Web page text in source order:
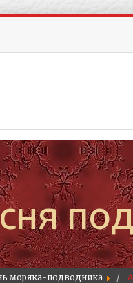
моряка-подводника